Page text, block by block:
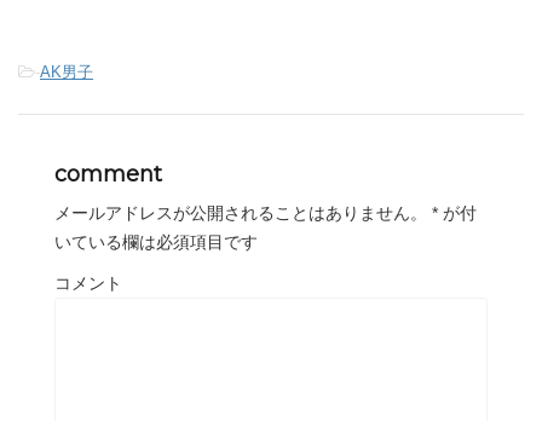
-AK男子
comment
メールアドレスが公開されることはありません。 * が付
いている欄は必須項目です
コメント